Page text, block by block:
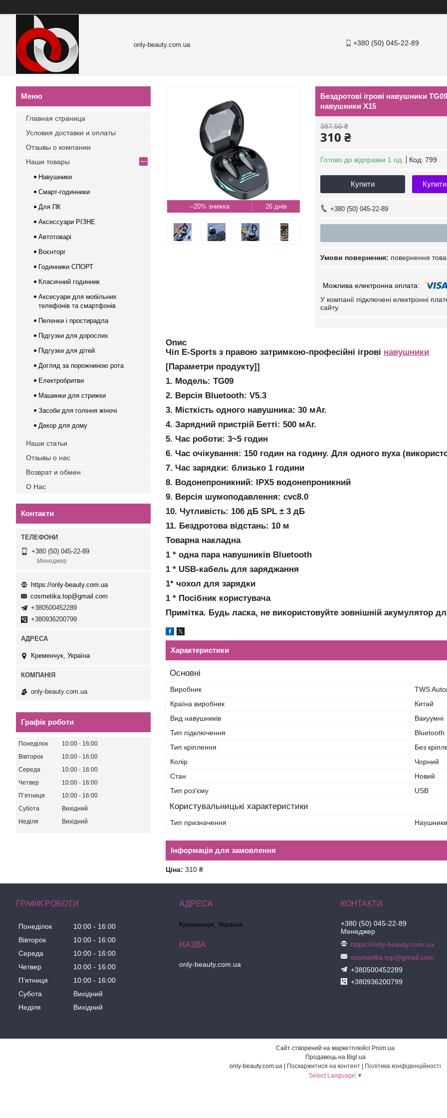
only-beauty.com.ua +380 (50) 045-22-89
–20% 26 днів
Бездротові ігрові навушники
навушники Х15
387,50 ₴
310 ₴
Готово до відправки 1 од. Код: 799
Купити
+380 (50) 045-22-89
повернення
У компанії підключені електронні
сайту.
Опис
Чіп E-Sports з правою затримкою-професійні ігрові навушники
[Параметри продукту]]
1. Модель: TG09
2. Версія Bluetooth: V5.3
3. Місткість одного навушника: 30 мАг.
4. Зарядний пристрій Бетті: 500 мАг.
5. Час роботи: 3~5 годин
6. Час очікування: 150 годин на годину. Для одного вуха
7. Час зарядки: близько 1 години
8. Водонепроникний: IPX5 водонепроникний
9. Версія шумоподавлення: cvc8.0
10. Чутливість: 106 дБ SPL ± 3 дБ
11. Бездротова відстань: 10 м
Товарна накладна
1 * одна пара навушників Bluetooth
1 * USB-кабель для заряджання
1* чохол для зарядки
1 * Посібник користувача
Примітка. Будь ласка, не використовуйте зовнішній акумулятор
Характеристики
Основні
Виробник
TWS
Країна виробник
Китай
Вид навушників
Вакуумні
Тип підключення
Bluetooth
Тип кріплення
Без
Колір
Чорний
Стан
Новий
Тип роз'єму
USB
Користувальницькі характеристики
Тип призначення Наушники
Інформація для замовлення
Ціна: 310 ₴
Главная страница
Условия доставки и оплаты
Отзывы о компании
Наши товары
Навушники
Смарт-годинники
Для ПК
Аксессуари РІЗНЕ
Автотоварі
Воєнторг
Годинники СПОРТ
Класичний годинник
Аксесуари для мобільних
телефонів та смартфонів
Пеленки і простирадла
Підгузки для дорослих
Підгузки для дітей
Догляд за порожниною рота
Електробритви
Машинки для стрижки
Засоби для гоління жіночі
Декор для дому
Наши статьи
Отзывы о нас
Возврат и обмен
О Нас
Контакти
+380 (50) 045-22-89
Менеджер
https://only-beauty.com.ua
cosmetika.top@gmail.com
+380500452289
+380936200799
Кременчук, Україна
only-beauty.com.ua
Графік роботи
Понеділок 10:00
16:00
Вівторок
10:00
16:00
Середа
10:00
16:00
Четвер
10:00
16:00
Пʼятниця
10:00
16:00
Субота
Вихідний
Неділя
Вихідний
ГРАФІК РОБОТИ
Понеділок 10:00
16:00
Вівторок
10:00
16:00
Середа
10:00
16:00
Четвер
10:00
16:00
Пʼятниця
10:00
16:00
Субота
Вихідний
Неділя
Вихідний
Кременчук, Україна
only-beauty.com.ua
+380 (50) 045-22-89
Менеджер
https://only-beauty.com.ua
cosmetika.top@gmail.com
+380500452289
+380936200799
Сайт створений на маркетплейсі Prom.ua
Продавець на Bigl.ua
Поскаржитися на контент
Політика конфіденційності
Select Language ▼